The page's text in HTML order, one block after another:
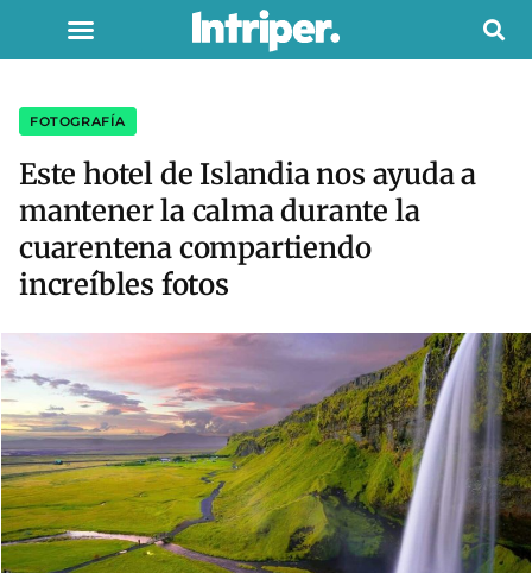
FOTOGRAFÍA
Este hotel de Islandia nos ayuda a
mantener la calma durante la
cuarentena compartiendo
increíbles fotos